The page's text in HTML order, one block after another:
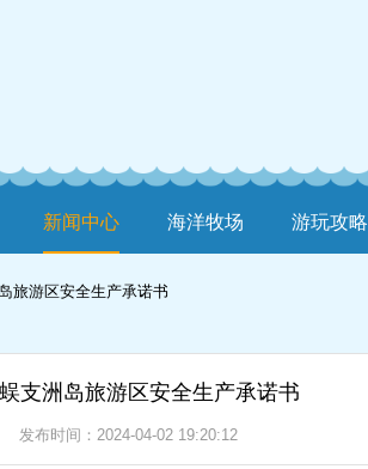
新闻中心 海洋牧场 游玩攻略
旅游区安全生产承诺书
支洲岛旅游区安全生产承诺书
发布时间：2024-04-02 19:20:12